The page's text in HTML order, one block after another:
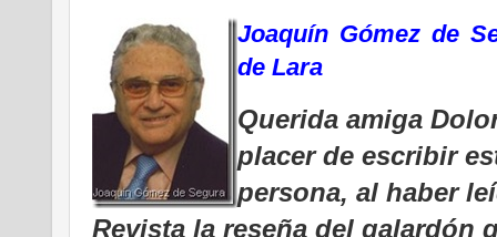
Joaquín Gómez de
de Lara
Querida amiga
placer de escribir
persona, al haber
Revista la reseña del galardón